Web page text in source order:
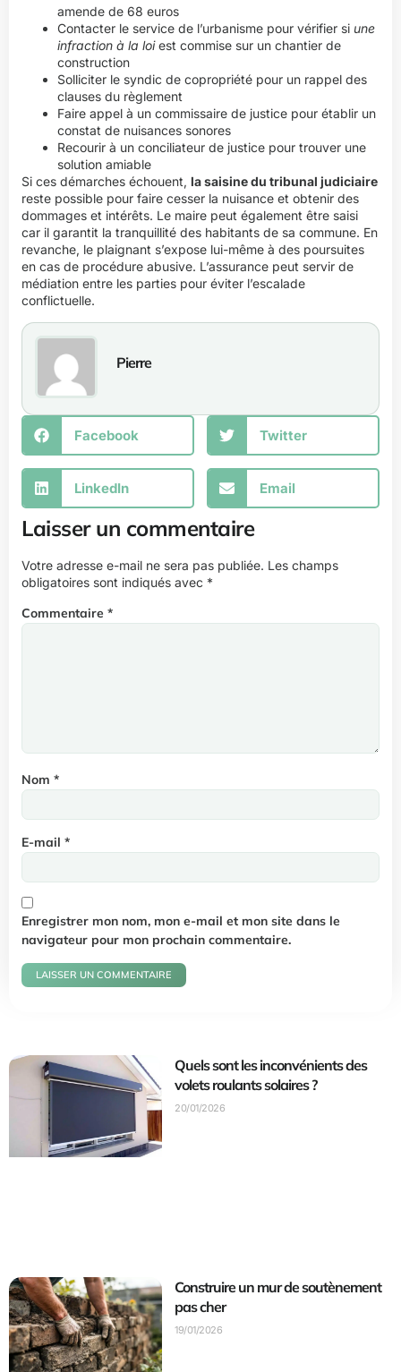
amende de 68 euros
Contacter le service de l’urbanisme pour vérifier si une
infraction à la loiest commise sur un chantier de
construction
Solliciter le syndic de copropriété pour un rappel des
clauses du règlement
Faire appel à un commissaire de justice pour établir un
constat de nuisances sonores
Recourir à un conciliateur de justice pour trouver une
solution amiable
Si ces démarches échouent, la saisine du tribunal judiciaire
reste possible pour faire cesser la nuisance et obtenir des
dommages et intérêts. Le maire peut également être saisi
car il garantit la tranquillité des habitants de sa commune. En
revanche, le plaignant s’expose lui-même à des poursuites
en cas de procédure abusive. L’assurance peut servir de
médiation entre les parties pour éviter l’escalade
conflictuelle.
Pierre
Facebook Twitter
LinkedIn Email
Laisser un commentaire
Votre adresse e-mail ne sera pas publiée. Les champs
obligatoires sont indiqués avec *
Commentaire *
Nom *
E-mail *
Enregistrer mon nom, mon e-mail et mon site dans le
navigateur pour mon prochain commentaire.
Quels sont les inconvénients des
volets roulants solaires ?
20/01/2026
Construire un mur de soutènement
pas cher
19/01/2026